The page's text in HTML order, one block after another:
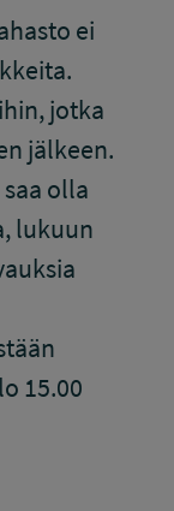
ei
jotka
jälkeen.
olla
lukuun
15.00